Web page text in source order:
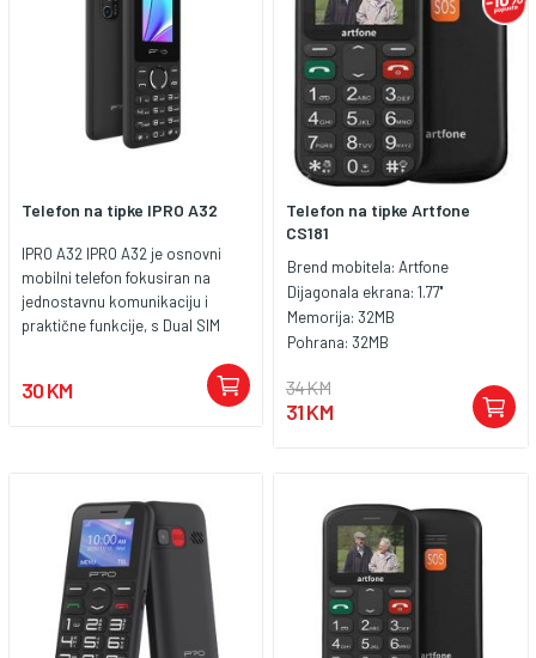
Telefon na tipke IPRO A32
IPRO A32 IPRO A32 je osnovni
mobilni telefon fokusiran na
jednostavnu komunikaciju i
praktične funkcije, s Dual SIM
rezervni telefon ili uređaj za one
osnovne funkcije i navigaciju
kroz meni. Memorija i pohrana:
Telefon ima 32 MB RAM‑a i 32 MB
interne memorije, uz mogućnost
proširenja putem microSD
kartice (do 32 GB). Baterija:
30 KM
Telefon na tipke Artfone
CS181
Brend mobitela: Artfone
Dijagonala ekrana: 1.77''
Memorija: 32MB
Pohrana: 32MB
34 KM
31 KM